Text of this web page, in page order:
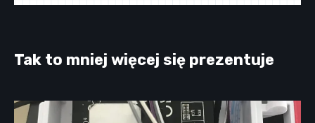
Tak to mniej więcej się prezentuje